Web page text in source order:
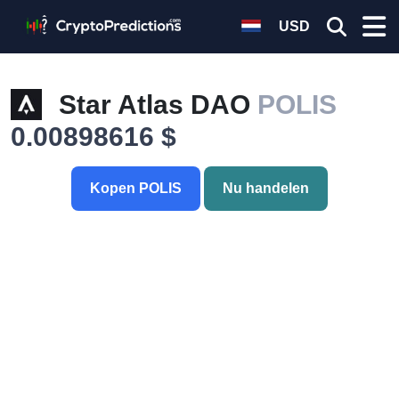
USD
Star Atlas DAO POLIS
0.00898616 $
Kopen POLIS Nu handelen